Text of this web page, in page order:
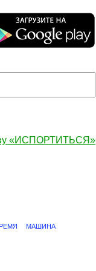
«ИСПОРТИТЬСЯ»
МАШИНА